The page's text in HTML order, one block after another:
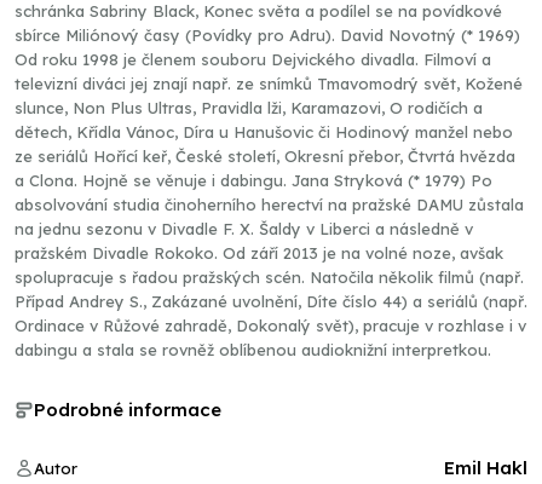
schránka Sabriny Black, Konec světa a podílel se na povídkové
sbírce Miliónový časy (Povídky pro Adru). David Novotný (* 1969)
Od roku 1998 je členem souboru Dejvického divadla. Filmoví a
televizní diváci jej znají např. ze snímků Tmavomodrý svět, Kožené
slunce, Non Plus Ultras, Pravidla lži, Karamazovi, O rodičích a
dětech, Křídla Vánoc, Díra u Hanušovic či Hodinový manžel nebo
ze seriálů Hořící keř, České století, Okresní přebor, Čtvrtá hvězda
a Clona. Hojně se věnuje i dabingu. Jana Stryková (* 1979) Po
absolvování studia činoherního herectví na pražské DAMU zůstala
na jednu sezonu v Divadle F. X. Šaldy v Liberci a následně v
pražském Divadle Rokoko. Od září 2013 je na volné noze, avšak
spolupracuje s řadou pražských scén. Natočila několik filmů (např.
Případ Andrey S., Zakázané uvolnění, Díte číslo 44) a seriálů (např.
Ordinace v Růžové zahradě, Dokonalý svět), pracuje v rozhlase i v
dabingu a stala se rovněž oblíbenou audioknižní interpretkou.
Podrobné informace
Autor Emil Hakl